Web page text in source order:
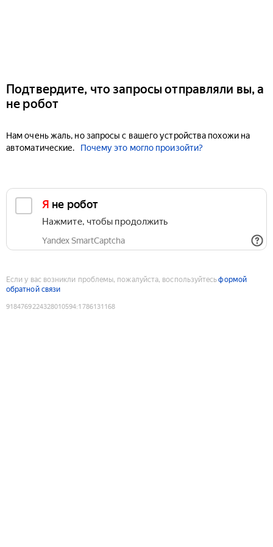
Подтвердите, что запросы отправляли вы, а
не робот
Нам очень жаль, но запросы с вашего устройства похожи на
автоматические.
Почему это могло произойти?
Я не робот
Нажмите, чтобы продолжить
Yandex SmartCaptcha
Если у вас возникли проблемы, пожалуйста, воспользуйтесьформой
обратной связи
9184769224328010594:1786131168